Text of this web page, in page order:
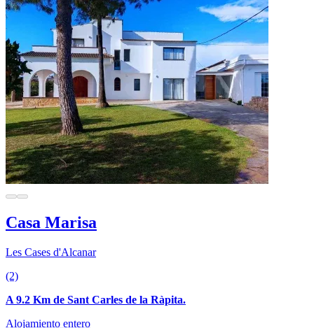
Casa Marisa
Les Cases d'Alcanar
(2)
A 9.2 Km de Sant Carles de la Ràpita.
Alojamiento entero